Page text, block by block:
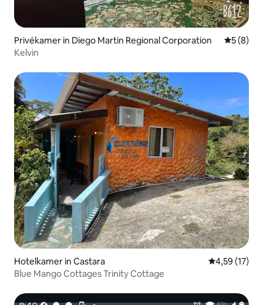
Privékamer in Diego Martin Regional Corporation
5 (8)
Kelvin
Hotelkamer in Castara Gemiddelde
4,59 (17)
Blue Mango Cottages Trinity Cottage